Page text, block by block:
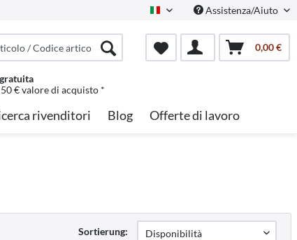
Italian Assistenza/Aiuto
0,00 €
€ valore di acquisto *
rivenditori Blog Offerte di lavoro
Sortierung: